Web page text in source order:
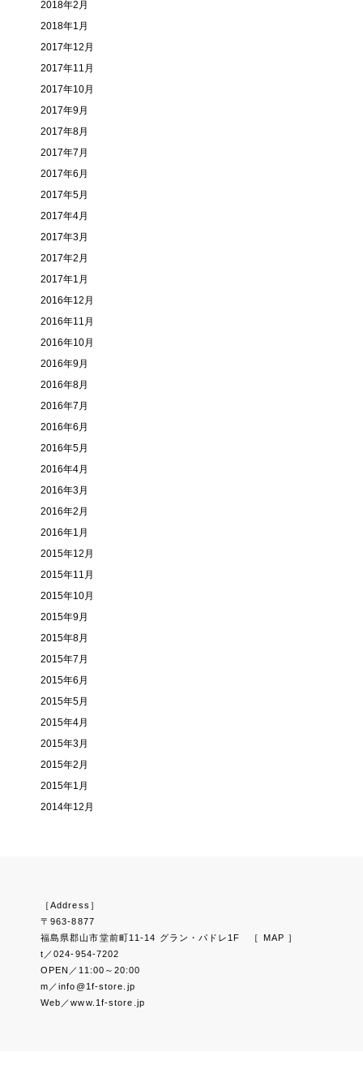
2018年2月
2018年1月
2017年12月
2017年11月
2017年10月
2017年9月
2017年8月
2017年7月
2017年6月
2017年5月
2017年4月
2017年3月
2017年2月
2017年1月
2016年12月
2016年11月
2016年10月
2016年9月
2016年8月
2016年7月
2016年6月
2016年5月
2016年4月
2016年3月
2016年2月
2016年1月
2015年12月
2015年11月
2015年10月
2015年9月
2015年8月
2015年7月
2015年6月
2015年5月
2015年4月
2015年3月
2015年2月
2015年1月
2014年12月
［Address］
〒963-8877
福島県郡山市堂前町11-14 グラン・パドレ1F
［ MAP ］
t／024-954-7202
OPEN／11:00～20:00
m／info@1f-store.jp
Web／www.1f-store.jp